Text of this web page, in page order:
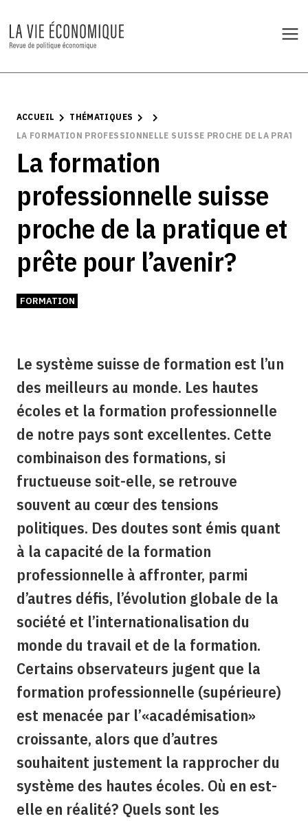
ACCUEIL
THÉMATIQUES
LA FORMATION PROFESSIONNELLE SUISSE PROCHE DE LA
La formation
professionnelle suisse
proche de la pratique et
prête pour l’avenir?
FORMATION
Le système suisse de formation est l’un
des meilleurs au monde. Les hautes
écoles et la formation professionnelle
de notre pays sont excellentes. Cette
combinaison des formations, si
fructueuse soit-elle, se retrouve
souvent au cœur des tensions
politiques. Des doutes sont émis quant
à la capacité de la formation
professionnelle à affronter, parmi
d’autres défis, l’évolution globale de la
société et l’internationalisation du
monde du travail et de la formation.
Certains observateurs jugent que la
formation professionnelle (supérieure)
est menacée par l’«académisation»
croissante, alors que d’autres
souhaitent justement la rapprocher du
système des hautes écoles. Où en est-
elle en réalité? Quels sont les